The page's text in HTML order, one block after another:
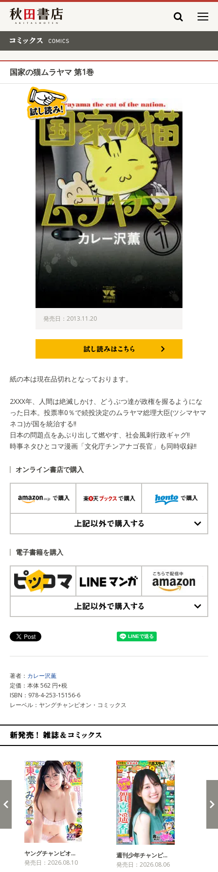
秋田書店
国家の猫ムラヤマ 第1巻
発売日：2013.11.20
紙の本は現在品切れとなっております。
2XXX年、人間は絶滅しかけ、どうぶつ達が政権を握るようにな
った日本。投票率0％で続投決定のムラヤマ総理大臣(ツシマヤマ
ネコ)が国を統治する!!
日本の問題点をあぶり出して燃やす、社会風刺行政ギャグ!!
時事ネタひとコマ漫画「文化庁チンアナゴ長官」も同時収録!!
オンライン書店で購入
電子書籍を購入
著者： カレー沢薫
定価：本体 562 円+税
ISBN：978-4-253-15156-6
レーベル：ヤングチャンピオン・コミックス
ヤングチャンピオ…
発売日：2026.08.10
週刊少年チャンピ…
発売日：2026.08.06